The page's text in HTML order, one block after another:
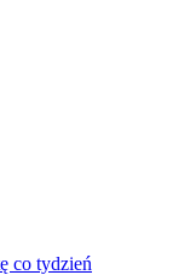
co tydzień